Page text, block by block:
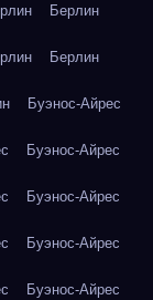
Берлин
Берлин
Буэнос-Айрес
Буэнос-Айрес
Буэнос-Айрес
Буэнос-Айрес
Буэнос-Айрес